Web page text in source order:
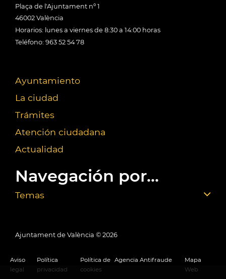
Plaça de l'Ajuntament nº 1
46002 València
Horarios: lunes a viernes de 8:30 a 14:00 horas
Teléfono: 963 52 54 78
Ayuntamiento
La ciudad
Trámites
Atención ciudadana
Actualidad
Navegación por...
Temas
Ajuntament de València © 2026
Aviso
legal
Política
privacidad
Política de
cookies
Agencia Antifraude
Mapa
Web